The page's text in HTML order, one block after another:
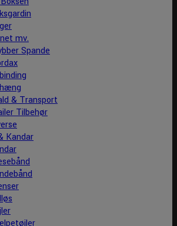
mv.
Spande
& Transport
Tilbehør
Kandar